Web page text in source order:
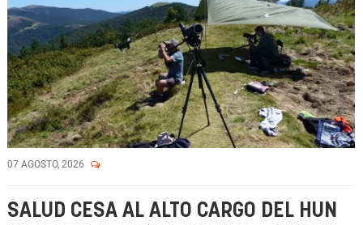
07 AGOSTO, 2026
SALUD CESA AL ALTO CARGO DEL HUN